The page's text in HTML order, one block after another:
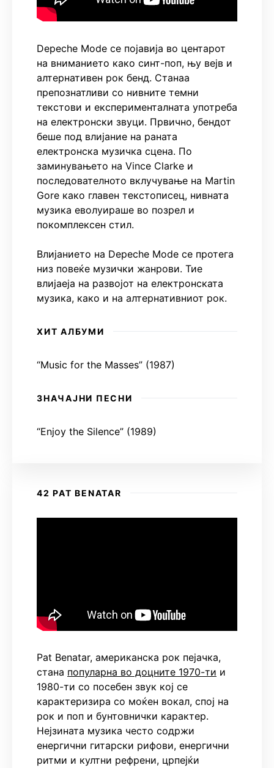
Depeche Mode се појавија во центарот
на вниманието како синт-поп, њу вејв и
алтернативен рок бенд. Станаа
препознатливи со нивните темни
текстови и експерименталната употреба
на електронски звуци. Првично, бендот
беше под влијание на раната
електронска музичка сцена. По
заминувањето на Vince Clarke и
последователното вклучување на Martin
Gore како главен текстописец, нивната
музика еволуираше во позрел и
покомплексен стил.
Влијанието на Depeche Mode се протега
низ повеќе музички жанрови. Тие
влијаеја на развојот на електронската
музика, како и на алтернативниот рок.
ХИТ АЛБУМИ
“Music for the Masses” (1987)
ЗНАЧАЈНИ ПЕСНИ
“Enjoy the Silence” (1989)
42 PAT BENATAR
Pat Benatar, американска рок пејачка,
стана популарна во доцните 1970-ти и
1980-ти со посебен звук кој се
карактеризира со моќен вокал, спој на
рок и поп и бунтовнички карактер.
Нејзината музика често содржи
енергични гитарски рифови, енергични
ритми и култни рефрени, црпејќи